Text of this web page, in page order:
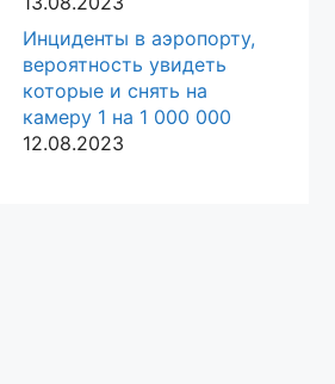
17 настолько
смешных
автомобилей, что их
было невозможно
Инциденты в аэропорту,
вероятность увидеть
которые и снять на
камеру 1 на 1 000 000
12.08.2023